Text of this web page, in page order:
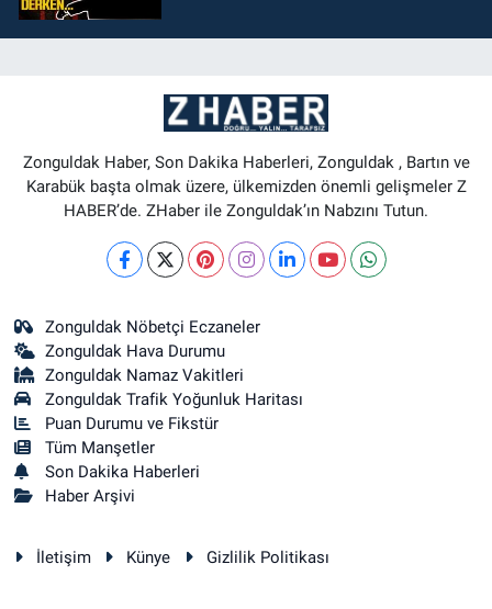
Zonguldak Haber, Son Dakika Haberleri, Zonguldak , Bartın ve
Karabük başta olmak üzere, ülkemizden önemli gelişmeler Z
HABER’de. ZHaber ile Zonguldak’ın Nabzını Tutun.
Zonguldak Nöbetçi Eczaneler
Zonguldak Hava Durumu
Zonguldak Namaz Vakitleri
Zonguldak Trafik Yoğunluk Haritası
Puan Durumu ve Fikstür
Tüm Manşetler
Son Dakika Haberleri
Haber Arşivi
İletişim Künye Gizlilik Politikası